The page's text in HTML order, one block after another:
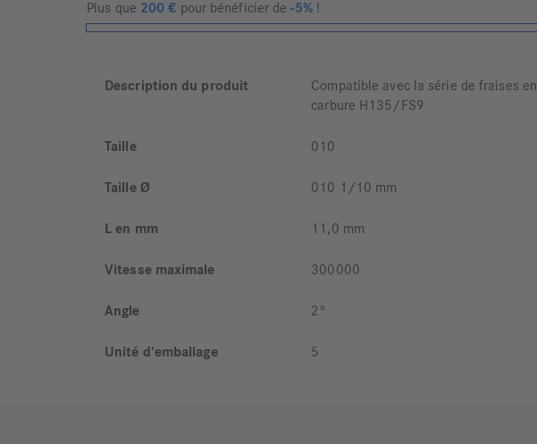
Plus que 200 € pour bénéficier de-5%!
Description du produit
Compatible avec la série de fraises en
carbure H135/FS9
Taille 010
Taille Ø 010 1/10 mm
L en mm 11,0 mm
Vitesse maximale 300000
Angle 2°
Unité d'emballage 5